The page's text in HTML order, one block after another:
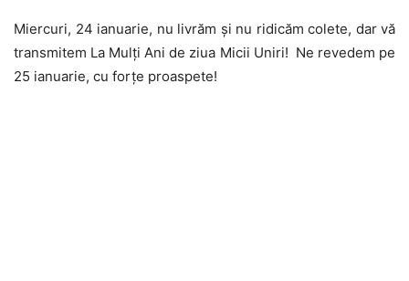
Miercuri, 24 ianuarie, nu livrăm și nu ridicăm colete, dar vă
transmitem La Mulți Ani de ziua Micii Uniri!​ Ne revedem pe
25 ianuarie, cu forțe proaspete!